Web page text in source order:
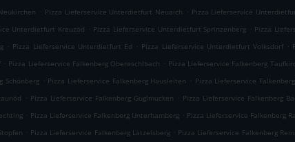
. Pizza Lieferservice Unterdietfurt Neuaich . Pizza Lieferservice
Unterdietfurt Kreuzöd . Pizza Lieferservice Unterdietfurt Sprinzenberg . Pizza
. Pizza Lieferservice Unterdietfurt Ed . Pizza Lieferservice Unterdietfurt Volksdorf .
. Pizza Lieferservice Falkenberg Obereschlbach . Pizza Lieferservice Falkenberg
Schönberg . Pizza Lieferservice Falkenberg Hausleiten . Pizza Lieferservice
. Pizza Lieferservice Falkenberg Guglmucken . Pizza Lieferservice Falkenberg
. Pizza Lieferservice Falkenberg Unterhamberg . Pizza Lieferservice Falkenberg
. Pizza Lieferservice Falkenberg Latzelsberg . Pizza Lieferservice Falkenberg